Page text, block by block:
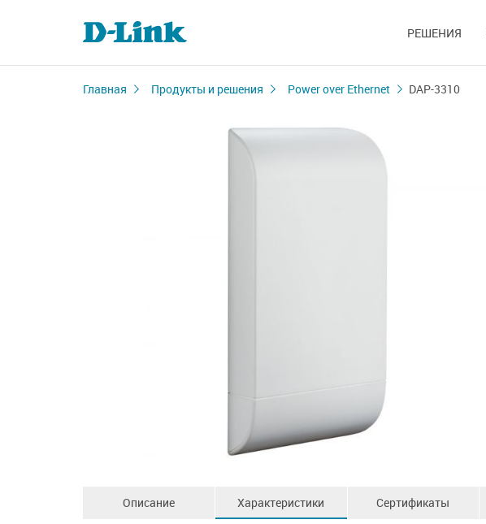
РЕШЕНИЯ
Главная Продукты и решения Power over Ethernet DAP-3310
Описание Характеристики Сертификаты